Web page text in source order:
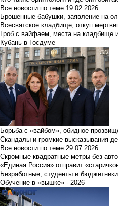
Все новости по теме 19.02.2026
Брошенные бабушки, заявление на
Всесвятское кладбище, откуп
Гроб с вайфаем, места на кладбище
Кубань в Госдуме
Борьба с «вайбом», обидное
Скандалы и громкие высказывания
Все новости по теме 29.07.2026
Скромные квадратные метры без
«Единая Россия» отправит
Безработные, студенты и
Обучение в «вышке» - 2026